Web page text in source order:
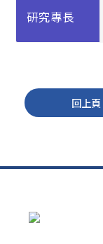
研究專長
回上頁